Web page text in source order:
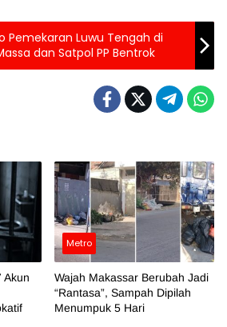
Pemekaran Luwu Tengah di
dan Satpol PP Bentrok
Akun
Metro
Wajah Makassar Berubah Jadi
“Rantasa”, Sampah Dipilah
Menumpuk 5 Hari